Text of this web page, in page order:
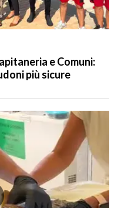
e Comuni:
più sicure